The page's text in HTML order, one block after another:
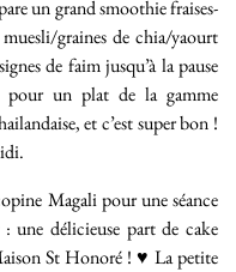
un grand smoothie fraises-
graines de chia/yaourt
de faim jusqu’à la pause
pour un plat de la gamme
et c’est super bon !
Magali pour une séance
une délicieuse part de cake
St Honoré ! ♥ La petite